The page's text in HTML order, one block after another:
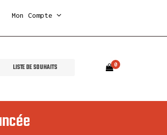
Mon Compte
LISTE DE SOUHAITS 0